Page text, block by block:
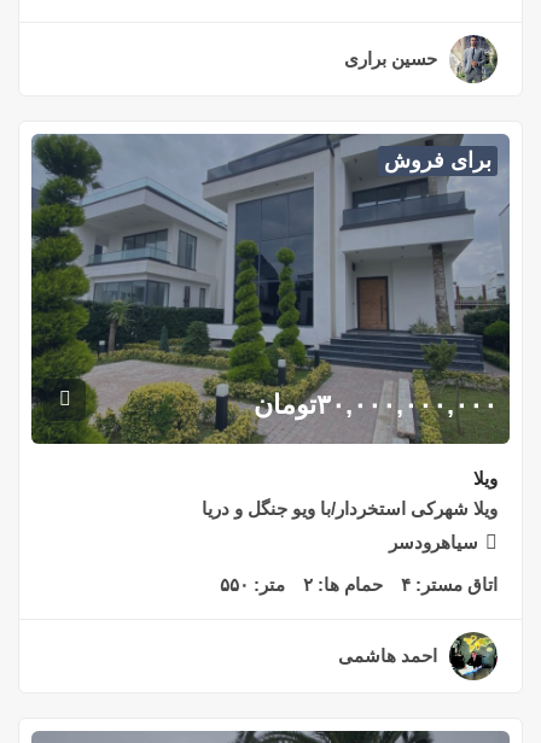
حسین براری
برای فروش
۳۰,۰۰۰,۰۰۰,۰۰۰تومان
ویلا
ویلا شهرکی استخردار/با ویو جنگل و دریا
سیاهرودسر
اتاق مستر: ۴ حمام ها: ۲ متر: ۵۵۰
احمد هاشمی